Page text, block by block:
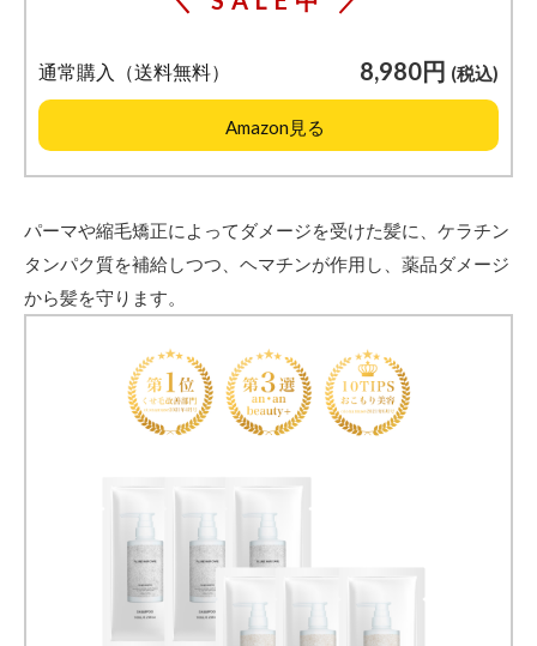
通常購入（送料無料） 8,980円 (税込)
Amazon見る
パーマや縮毛矯正によってダメージを受けた髪に、ケラチン
タンパク質を補給しつつ、ヘマチンが作用し、薬品ダメージ
から髪を守ります。